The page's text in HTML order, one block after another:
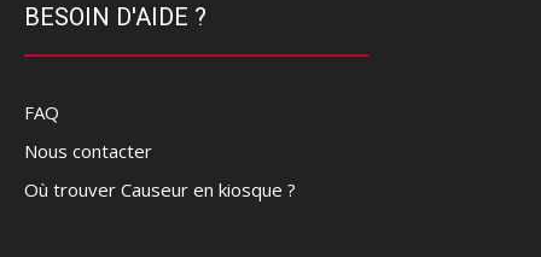
BESOIN D'AIDE ?
FAQ
Nous contacter
Où trouver Causeur en kiosque ?